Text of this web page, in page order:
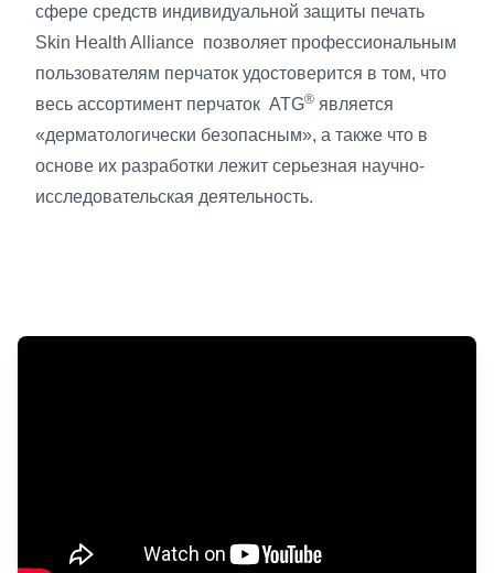
сфере средств индивидуальной защиты печать
Skin Health Alliance позволяет профессиональным
пользователям перчаток удостоверится в том, что
весь ассортимент перчаток ATG® является
«дерматологически безопасным», а также что в
основе их разработки лежит серьезная научно-
исследовательская деятельность.